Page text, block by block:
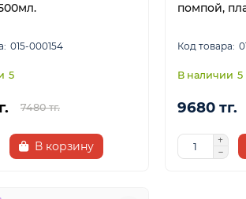
015-000154
5
7480 тг.
В корзину
помпой,
5
9680 тг.